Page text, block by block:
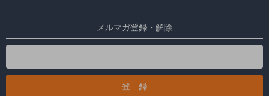
メルマガ登録・解除